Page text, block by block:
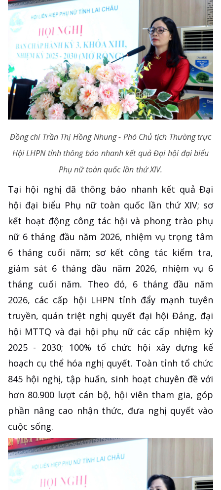
Đồng chí Trần Thị Hồng Nhung - Phó Chủ tịch Thường trực
Hội LHPN tỉnh thông báo nhanh kết quả Đại hội đại biểu
Phụ nữ toàn quốc lần thứ XIV.
Tại hội nghị đã thông báo nhanh kết quả Đại
hội đại biểu Phụ nữ toàn quốc lần thứ XIV; sơ
kết hoạt động công tác hội và phong trào phụ
nữ 6 tháng đầu năm 2026, nhiệm vụ trọng tâm
6 tháng cuối năm; sơ kết công tác kiểm tra,
giám sát 6 tháng đầu năm 2026, nhiệm vụ 6
tháng cuối năm. Theo đó, 6 tháng đầu năm
2026, các cấp hội LHPN tỉnh đẩy mạnh tuyên
truyền, quán triệt nghị quyết đại hội Đảng, đại
hội MTTQ và đại hội phụ nữ các cấp nhiệm kỳ
2025 - 2030; 100% tổ chức hội xây dựng kế
hoạch cụ thể hóa nghị quyết. Toàn tỉnh tổ chức
845 hội nghị, tập huấn, sinh hoạt chuyên đề với
hơn 80.900 lượt cán bộ, hội viên tham gia, góp
phần nâng cao nhận thức, đưa nghị quyết vào
cuộc sống.